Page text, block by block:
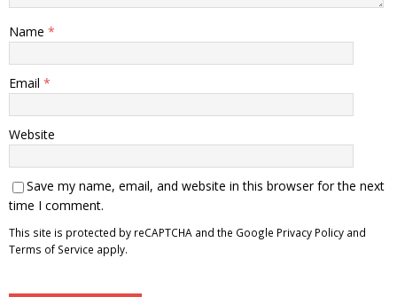
Name *
Email *
Website
Save my name, email, and website in this browser for the next
time I comment.
This site is protected by reCAPTCHA and the Google Privacy Policy and
Terms of Service apply.